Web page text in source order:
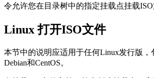
令允许您在目录树中的指定挂载点挂载ISO
Linux 打开ISO文件
本节中的说明应适用于任何Linux发行版，
Debian和CentOS。